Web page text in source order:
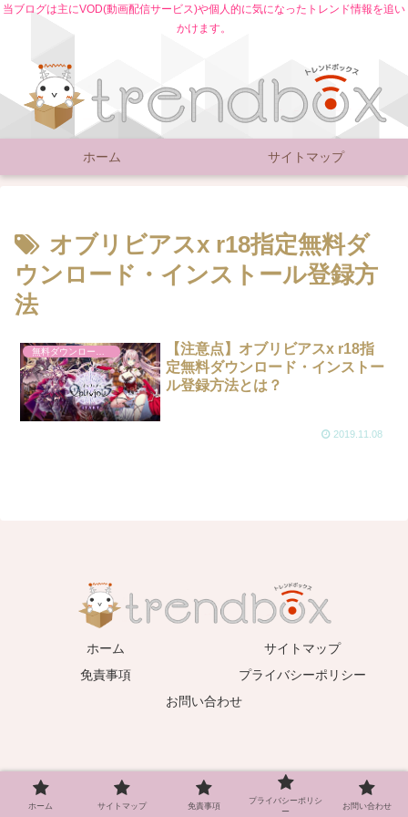
当ブログは主にVOD(動画配信サービス)や個人的に気になったトレンド情報を追い
かけます。
ホーム サイトマップ
オブリビアスx r18指定無料ダ
ウンロード・インストール登録方
法
【注意点】オブリビアスx r18指
定無料ダウンロード・インストー
ル登録方法とは？
2019.11.08
ホーム
サイトマップ
免責事項
プライバシーポリシー
お問い合わせ
ホーム サイトマップ 免責事項
プライバシーポリシ
ー
お問い合わせ